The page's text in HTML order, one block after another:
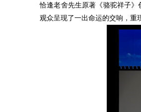
恰逢老舍先生原著《骆驼祥子
观众呈现了一出命运的交响，重